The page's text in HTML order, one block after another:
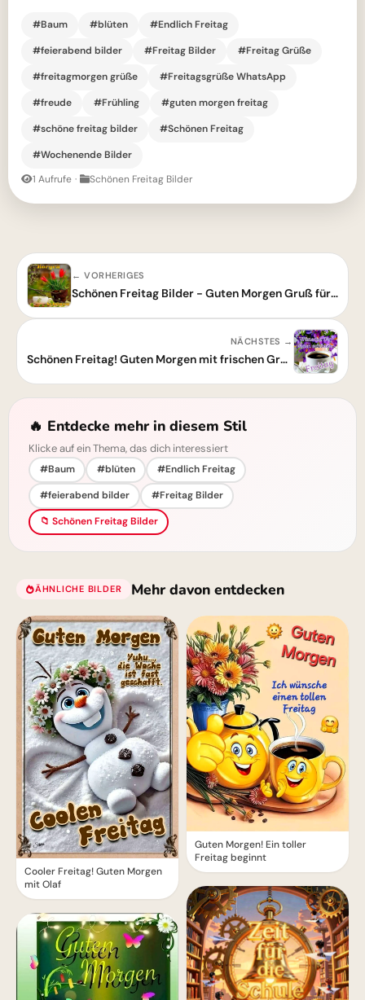
#Baum #blüten
#Endlich Freitag
#feierabend bilder
#Freitag Bilder
#Freitag Grüße
#freitagmorgen grüße
#Freitagsgrüße WhatsApp
#freude
#Frühling
#guten morgen freitag
#schöne freitag bilder
#Schönen Freitag
#Wochenende Bilder
1 Aufrufe · Schönen Freitag Bilder
← VORHERIGES
Schönen Freitag Bilder - Guten Morgen Gruß für Freitag
NÄCHSTES →
Schönen Freitag! Guten Morgen mit frischen Grüßen
🔥 Entdecke mehr in diesem Stil
Klicke auf ein Thema, das dich interessiert
#Baum #blüten
#Endlich Freitag
#feierabend bilder
#Freitag Bilder
📁 Schönen Freitag Bilder
ÄHNLICHE BILDER Mehr davon entdecken
Cooler Freitag! Guten Morgen
mit Olaf
Guten Morgen! Ein toller
Freitag beginnt